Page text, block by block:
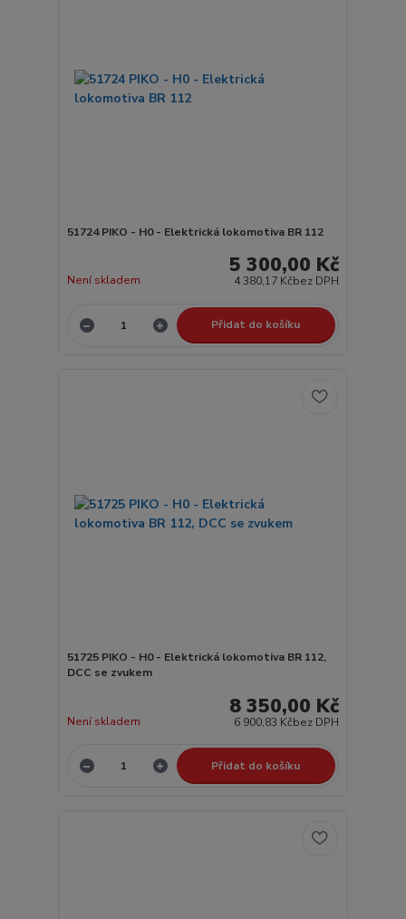
51724 PIKO - H0 - Elektrická lokomotiva BR 112
5 300,00 Kč
4 380,17 Kčbez DPH
Není skladem
Přidat do košíku
51725 PIKO - H0 - Elektrická lokomotiva BR 112,
DCC se zvukem
8 350,00 Kč
6 900,83 Kčbez DPH
Není skladem
Přidat do košíku